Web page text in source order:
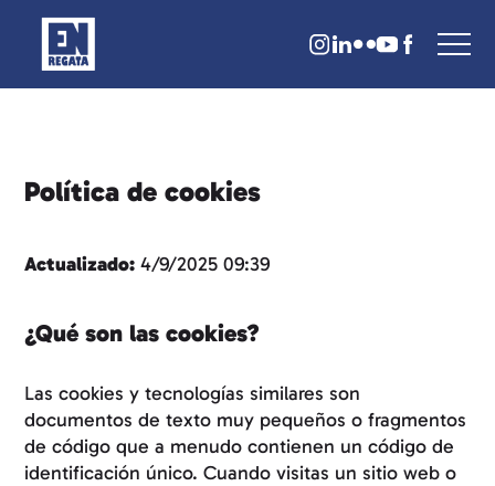
Política de cookies
Actualizado: 4/9/2025 09:39
¿Qué son las cookies?
Las cookies y tecnologías similares son
documentos de texto muy pequeños o fragmentos
de código que a menudo contienen un código de
identificación único. Cuando visitas un sitio web o